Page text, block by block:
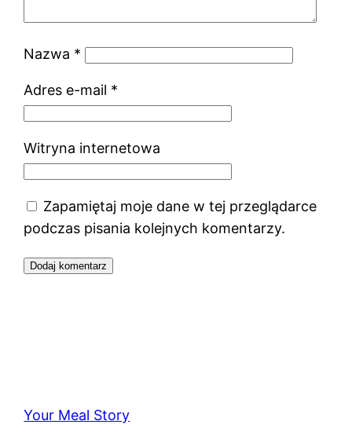
Nazwa *
Adres e-mail *
Witryna internetowa
Zapamiętaj moje dane w tej przeglądarce
podczas pisania kolejnych komentarzy.
Your Meal Story